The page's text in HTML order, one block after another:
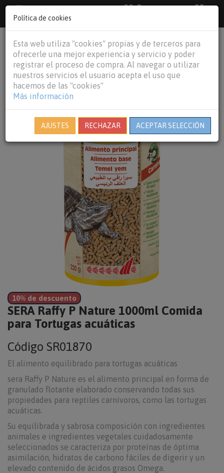
33 €
55
€Baleares y
person shopping_cart
10% de descuento
SERA Raffy P Nature 1000ml Comida
para Tortugas acuáticas
Código SR01870
El alimento equilibrado para tortugas acuáticas
sera Raffy P Nature es el alimento principal en forma de
granulado flotante elaborado conservando todas sus
propiedades para reptiles carnívoros, como las tortugas
acuáticas.
Su equilibrada y sabrosa composición con ingredientes
animales e ingredientes vegetales cuidadosamente
seleccionados se caracteriza por proteínas de óptima
asimilación, hidratos de carbono fáciles de digerir y un
elevado contenido de ácidos grasos Omega.
Política de cookies
Esta web utiliza "cookies" propias y de terceros para
ofrecerle una mejor experiencia y servicio y poder
registrar el proceso de compra. Al navegar o utilizar
nuestros servicios el usuario acepta el uso que
hacemos de las "cookies"
Más información
AJUSTES RECHAZAR ACEPTAR SELECCIÓN